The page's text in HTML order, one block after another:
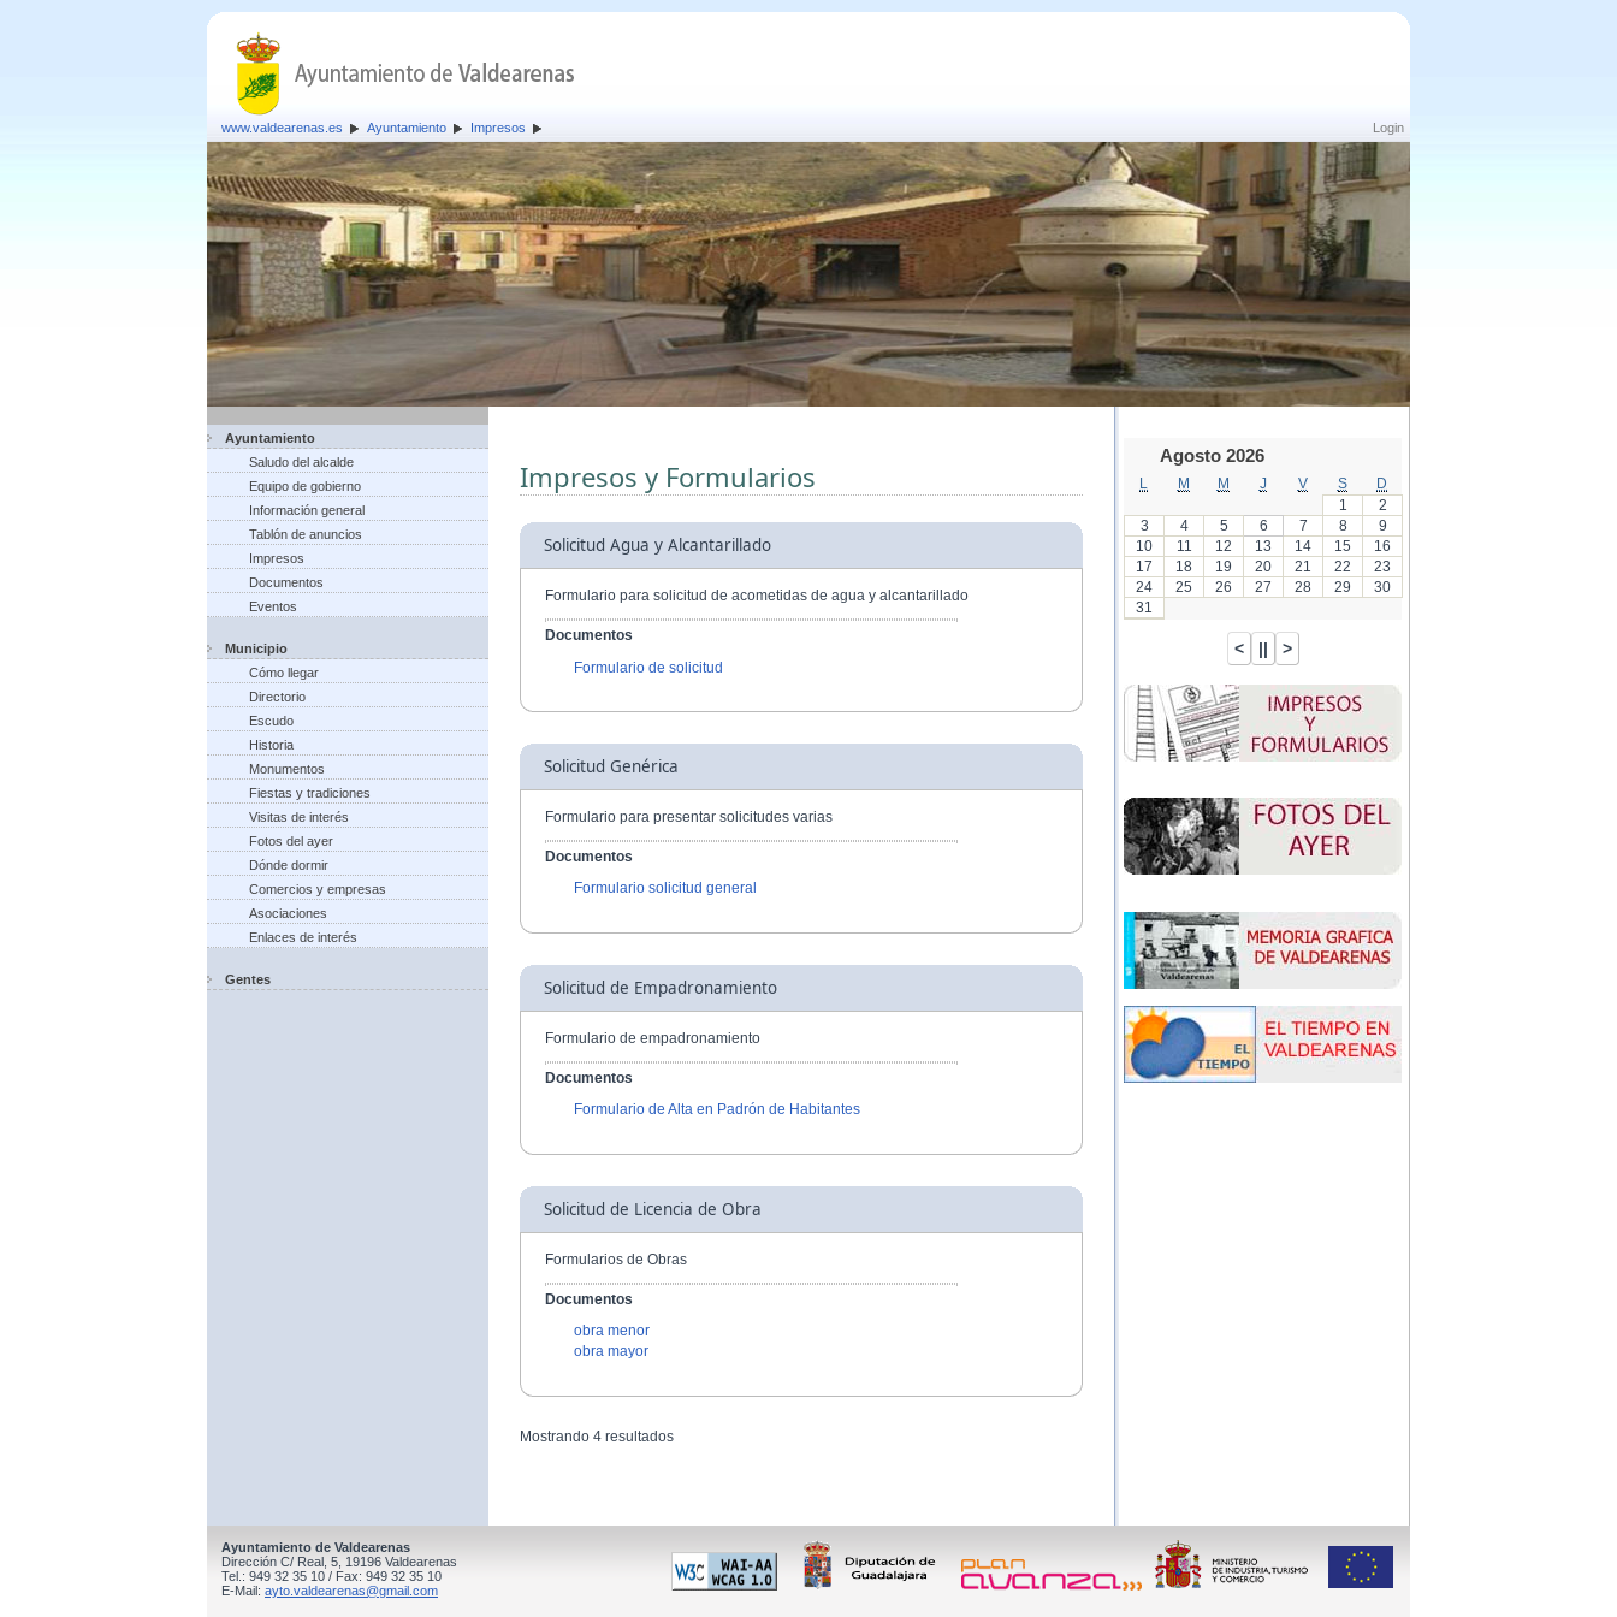
Login
www.valdearenas.es Ayuntamiento Impresos
Ayuntamiento
Saludo del alcalde
Equipo de gobierno
Información general
Tablón de anuncios
Impresos
Documentos
Eventos
Municipio
Cómo llegar
Directorio
Escudo
Historia
Monumentos
Fiestas y tradiciones
Visitas de interés
Fotos del ayer
Dónde dormir
Comercios y empresas
Asociaciones
Enlaces de interés
Gentes
Impresos y Formularios
Solicitud Agua y Alcantarillado
Formulario para solicitud de acometidas de agua y alcantarillado
Documentos
Formulario de solicitud
Solicitud Genérica
Formulario para presentar solicitudes varias
Documentos
Formulario solicitud general
Solicitud de Empadronamiento
Formulario de empadronamiento
Documentos
Formulario de Alta en Padrón de Habitantes
Solicitud de Licencia de Obra
Formularios de Obras
Documentos
obra menor
obra mayor
Mostrando 4 resultados
Agosto 2026
M M J V S
D
1
2
3
4 5 6 7 8
9
10
11 12 13 14 15
16
17
18 19 20 21 22
23
24
25 26 27 28 29
30
31
Ayuntamiento de Valdearenas
Dirección C/ Real, 5, 19196 Valdearenas
Tel.: 949 32 35 10 / Fax: 949 32 35 10
E-Mail: ayto.valdearenas@gmail.com